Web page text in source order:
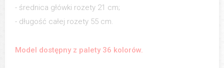
- średnica główki rozety 21 cm;
- długość całej rozety 55 cm.
Model dostępny z palety 36 kolorów.